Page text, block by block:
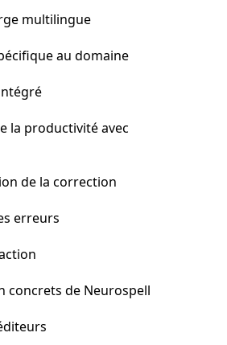
multilingue
au domaine
la productivité avec
de la correction
erreurs
concrets de Neurospell